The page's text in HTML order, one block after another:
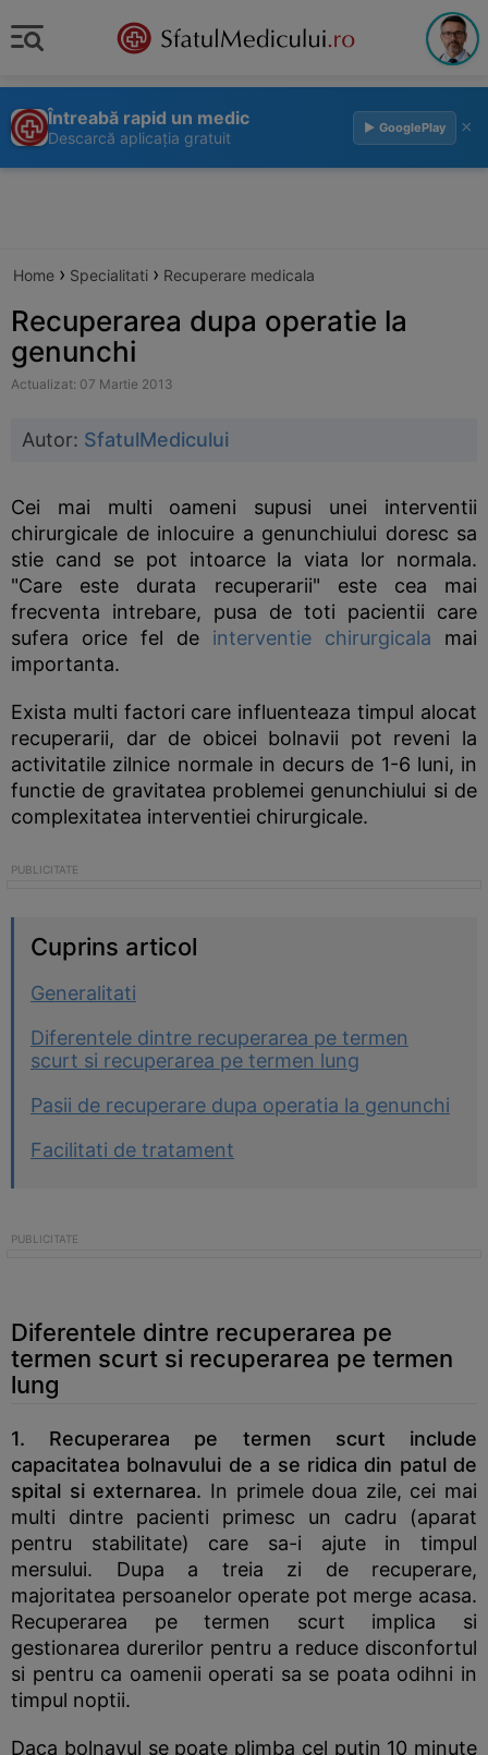
Întreabă rapid un medic
Descarcă aplicația gratuit
▶ GooglePlay ×
Home › Specialitati › Recuperare medicala
Recuperarea dupa operatie la
genunchi
Actualizat: 07 Martie 2013
Autor: SfatulMedicului
Cei mai multi oameni supusi unei interventii
chirurgicale de inlocuire a genunchiului doresc sa
stie cand se pot intoarce la viata lor normala.
"Care este durata recuperarii" este cea mai
frecventa intrebare, pusa de toti pacientii care
sufera orice fel de interventie chirurgicala mai
importanta.
Exista multi factori care influenteaza timpul alocat
recuperarii, dar de obicei bolnavii pot reveni la
activitatile zilnice normale in decurs de 1-6 luni, in
functie de gravitatea problemei genunchiului si de
complexitatea interventiei chirurgicale.
Cuprins articol
Generalitati
Diferentele dintre recuperarea pe termen
scurt si recuperarea pe termen lung
Pasii de recuperare dupa operatia la genunchi
Facilitati de tratament
Diferentele dintre recuperarea pe
termen scurt si recuperarea pe termen
lung
1. Recuperarea pe termen scurt include
capacitatea bolnavului de a se ridica din patul de
spital si externarea. In primele doua zile, cei mai
multi dintre pacienti primesc un cadru (aparat
pentru stabilitate) care sa-i ajute in timpul
mersului. Dupa a treia zi de recuperare,
majoritatea persoanelor operate pot merge acasa.
Recuperarea pe termen scurt implica si
gestionarea durerilor pentru a reduce disconfortul
si pentru ca oamenii operati sa se poata odihni in
timpul noptii.
Daca bolnavul se poate plimba cel putin 10 minute